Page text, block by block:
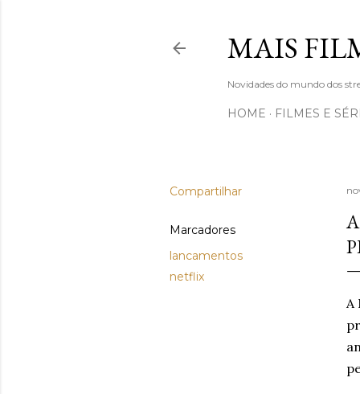
MAIS
Novidades do mundo dos
HOME FILMES E
Compartilhar
Marcadores
lancamentos
netflix
A